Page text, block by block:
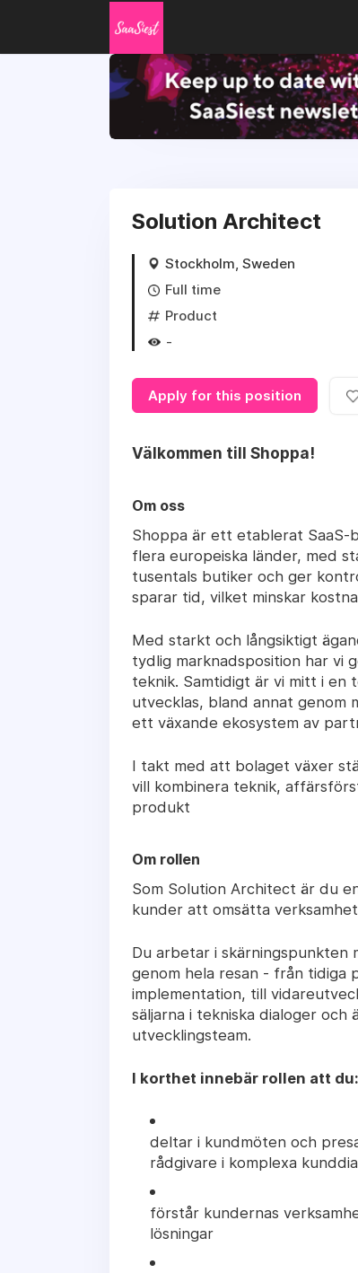
Solution Architect
Stockholm, Sweden
Full time
Product
-
Apply for this position
Välkommen till Shoppa!
Om oss
Shoppa är ett etablerat SaaS-
flera europeiska länder, med
tusentals butiker och ger
sparar tid, vilket minskar
Med starkt och långsiktigt
tydlig marknadsposition har vi
teknik. Samtidigt är vi mitt i
utvecklas, bland annat genom
ett växande ekosystem av
I takt med att bolaget växer
vill kombinera teknik,
produkt
Om rollen
Som Solution Architect är du
kunder att omsätta
Du arbetar i skärningspunkten
genom hela resan - från tidiga
implementation, till
säljarna i tekniska dialoger
utvecklingsteam.
I korthet innebär rollen att du:
deltar i kundmöten och
rådgivare i komplexa
förstår kundernas
lösningar